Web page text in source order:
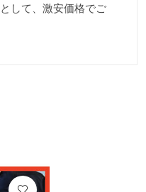
して、激安価格でご